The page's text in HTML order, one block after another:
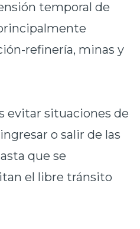
temporal de
refinería, minas y
evitar situaciones de
o salir de las
que se
el libre tránsito